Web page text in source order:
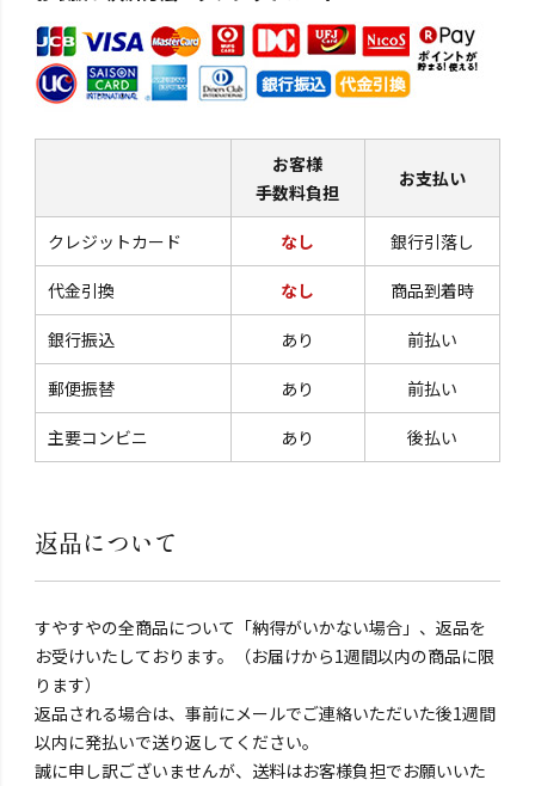
お客様
手数料負担
お支払い
クレジットカード なし 銀行引落し
代金引換 なし 商品到着時
銀行振込 あり 前払い
郵便振替 あり 前払い
主要コンビニ あり 後払い
返品について
すやすやの全商品について「納得がいかない場合」、返品を
お受けいたしております。（お届けから1週間以内の商品に限
ります）
返品される場合は、事前にメールでご連絡いただいた後1週間
以内に発払いで送り返してください。
誠に申し訳ございませんが、送料はお客様負担でお願いいた